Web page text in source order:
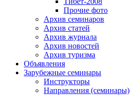
Прочие фото
Архив семинаров
Архив статей
Архив журнала
Архив новостей
Архив туризма
Объявления
Зарубежные семинары
Инструкторы
Направления (семинары)